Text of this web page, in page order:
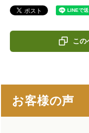
この
お客様の声